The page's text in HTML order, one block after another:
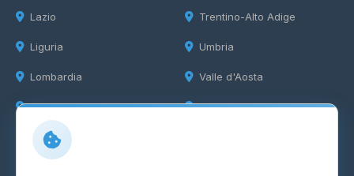
Lazio
Liguria
Lombardia
Marche
Trentino-Alto Adige
Umbria
Valle d'Aosta
Veneto
Info